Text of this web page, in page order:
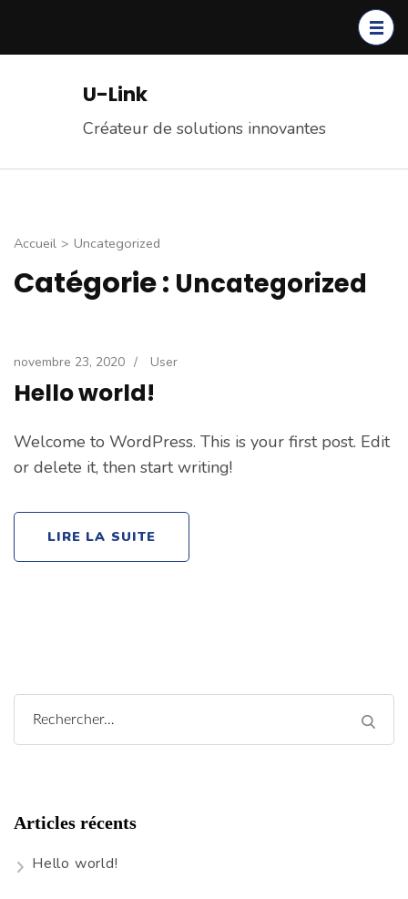
U-Link
Créateur de solutions innovantes
Accueil > Uncategorized
Catégorie : Uncategorized
novembre 23, 2020 / User
Hello world!
Welcome to WordPress. This is your first post. Edit
or delete it, then start writing!
LIRE LA SUITE
Rechercher :
Articles récents
Hello world!